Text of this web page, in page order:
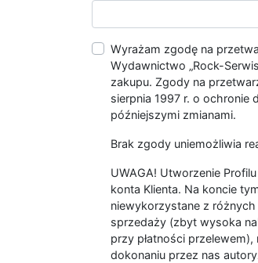
Wyrażam zgodę na
Wydawnictwo „Rock-
zakupu. Zgody na
sierpnia 1997 r. o
późniejszymi zmianami.
Brak zgody uniemożliwia
UWAGA! Utworzenie
konta Klienta. Na koncie
niewykorzystane z
sprzedaży (zbyt wysoka
przy płatności
dokonaniu przez nas